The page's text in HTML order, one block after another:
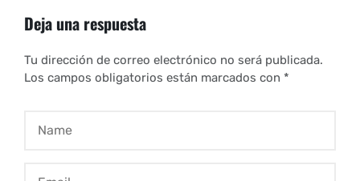
Deja una respuesta
Tu dirección de correo electrónico no será publicada.
Los campos obligatorios están marcados con *